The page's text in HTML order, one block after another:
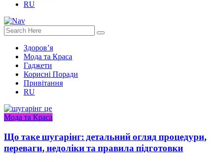
RU
Здоров’я
Мода та Краса
Гаджети
Корисні Поради
Привітання
RU
Мода та Краса
Що таке шугарінг: детальний огляд процедури,
переваги, недоліки та правила підготовки